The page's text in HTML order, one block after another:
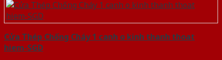
Cửa Thép Chống Cháy 1 canh o kinh thanh thoat
hiem-SGD